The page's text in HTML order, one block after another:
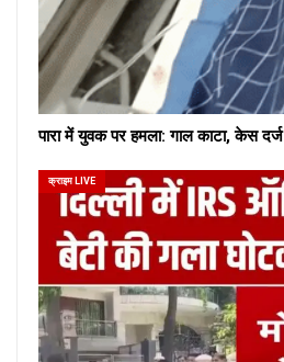
पारा में युवक पर हमला: गाल काटा, केस दर्ज
क्राइम LIVE